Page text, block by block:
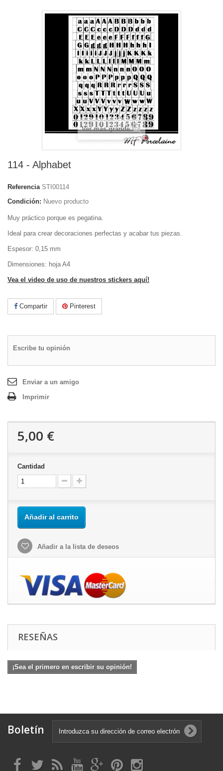
Ver más grande
114 - Alphabet
Referencia STI00114
Condición: Nuevo producto
Muy práctico porque es pegatina.
Ideal para crear decoraciones perfectas y acabar tus piezas.
Espesor: 0,15 mm
Dimensiones: hoja A4
Vea el video de uso de nuestros stickers aquí!
Compartir Pinterest
Escribe tu opinión
Enviar a un amigo
Imprimir
5,00 €
Cantidad
Añadir al carrito
Añadir a la lista de deseos
RESEÑAS
¡Sea el primero en escribir su opinión!
Boletín